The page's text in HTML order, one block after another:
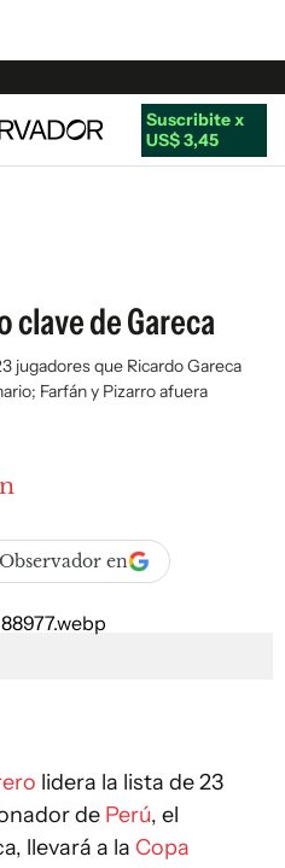
Suscribite x
US$ 3,45
clave de Gareca
jugadores que Ricardo Gareca
Farfán y Pizarro afuera
en
lidera la lista de 23
de Perú, el
llevará a la Copa